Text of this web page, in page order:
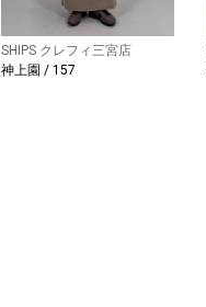
SHIPS クレフィ三宮店
神上園 / 157